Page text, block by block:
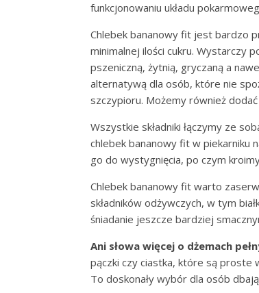
funkcjonowaniu układu
Chlebek bananowy fit jest bardzo
minimalnej ilości cukru. Wystarczy
pszeniczną, żytnią, gryczaną a
alternatywą dla osób, które nie
szczypioru. Możemy również
Wszystkie składniki łączymy ze
chlebek bananowy fit w piekarniku
go do wystygnięcia, po czym
Chlebek bananowy fit warto
składników odżywczych, w tym
śniadanie jeszcze bardziej
Ani słowa więcej o dżemach
pączki czy ciastka, które są proste
To doskonały wybór dla osób